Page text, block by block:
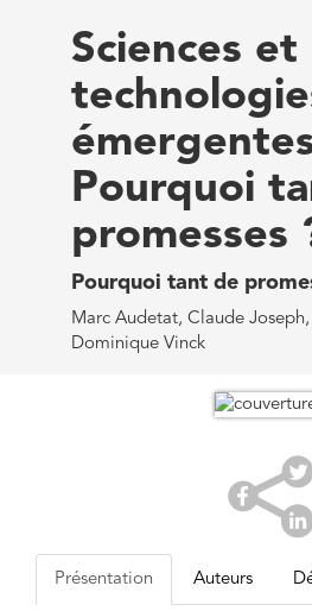
Sciences et
Pourquoi
promesses
Pourquoi tant de
Marc Audetat, Claude
Dominique Vinck
Présentation Auteurs